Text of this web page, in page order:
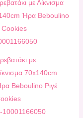
με
70x140cm
Beboulino Ριγέ
10001166050